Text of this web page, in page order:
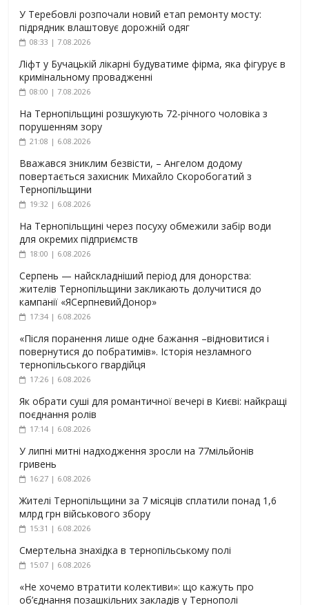
У Теребовлі розпочали новий етап ремонту мосту:
підрядник влаштовує дорожній одяг
08:33 | 7.08.2026
Ліфт у Бучацькій лікарні будуватиме фірма, яка фігурує в
кримінальному провадженні
08:00 | 7.08.2026
На Тернопільщині розшукують 72-річного чоловіка з
порушенням зору
21:08 | 6.08.2026
Вважався зниклим безвісти, – Ангелом додому
повертається захисник Михайло Скоробогатий з
Тернопільщини
19:32 | 6.08.2026
На Тернопільщині через посуху обмежили забір води
для окремих підприємств
18:00 | 6.08.2026
Серпень — найскладніший період для донорства:
жителів Тернопільщини закликають долучитися до
кампанії «ЯСерпневийДонор»
17:34 | 6.08.2026
«Після поранення лише одне бажання –відновитися і
повернутися до побратимів». Історія незламного
тернопільського гвардійця
17:26 | 6.08.2026
Як обрати суші для романтичної вечері в Києві: найкращі
поєднання ролів
17:14 | 6.08.2026
У липні митні надходження зросли на 77мільйонів
гривень
16:27 | 6.08.2026
Жителі Тернопільщини за 7 місяців сплатили понад 1,6
млрд грн військового збору
15:31 | 6.08.2026
Смертельна знахідка в тернопільському полі
15:07 | 6.08.2026
«Не хочемо втратити колективи»: що кажуть про
об’єднання позашкільних закладів у Тернополі